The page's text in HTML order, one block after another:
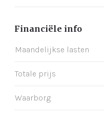
Financiële info
Maandelijkse lasten
Totale prijs
Waarborg